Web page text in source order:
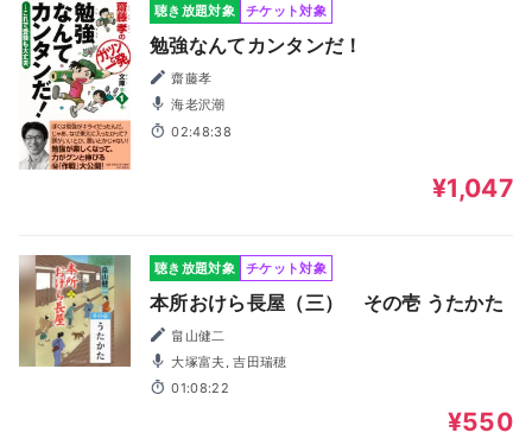
聴き放題対象 チケット対象
勉強なんてカンタンだ！
齋藤孝
海老沢潮
02:48:38
¥1,047
聴き放題対象 チケット対象
本所おけら長屋（三） その壱 うたかた
畠山健二
大塚富夫, 吉田瑞穂
01:08:22
¥550